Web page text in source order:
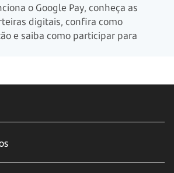
o Google Pay, conheça as
digitais, confira como
e saiba como participar para